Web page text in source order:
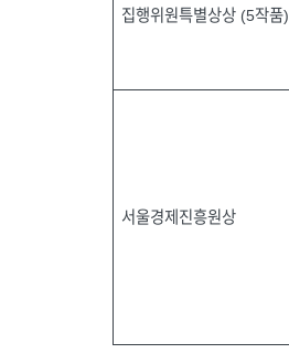
집행위원특별상상 (5작품)
서울경제진흥원상